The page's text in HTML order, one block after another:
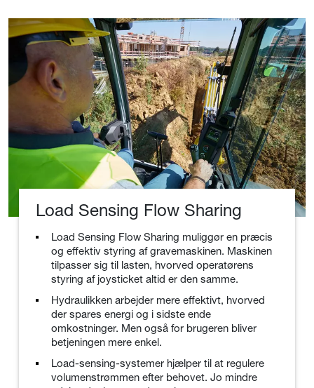
Load Sensing Flow Sharing
Load Sensing Flow Sharing muliggør en præcis
og effektiv styring af gravemaskinen. Maskinen
tilpasser sig til lasten, hvorved operatørens
styring af joysticket altid er den samme.
Hydraulikken arbejder mere effektivt, hvorved
der spares energi og i sidste ende
omkostninger. Men også for brugeren bliver
betjeningen mere enkel.
Load-sensing-systemer hjælper til at regulere
volumenstrømmen efter behovet. Jo mindre